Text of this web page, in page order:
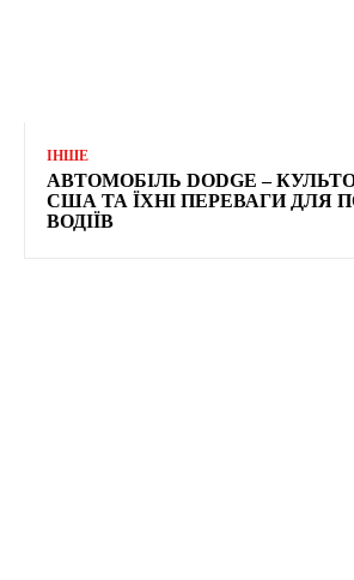
ІНШЕ
АВТОМОБІЛЬ DODGE –
США ТА ЇХНІ ПЕРЕВАГИ ДЛЯ
ВОДІЇВ